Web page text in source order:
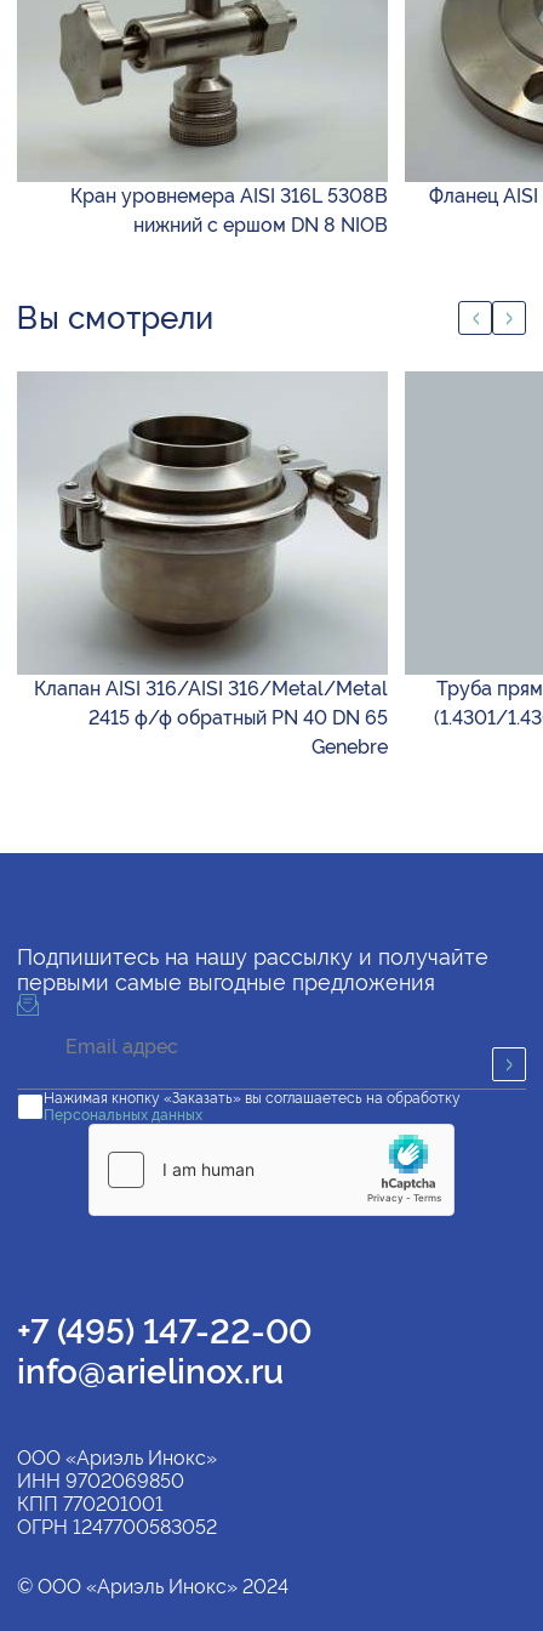
Кран уровнемера AISI 316L 5308B
нижний с ершом DN 8 NIOB
Фланец AISI
Вы смотрели
Клапан AISI 316/AISI 316/Metal/Metal
2415 ф/ф обратный PN 40 DN 65
Genebre
Труба
(1.4301/
Подпишитесь на нашу рассылку и получайте
первыми самые выгодные предложения
Нажимая кнопку «Заказать» вы соглашаетесь на обработку
Персональных данных
+7 (495) 147-22-00
info@arielinox.ru
ООО «Ариэль Инокс»
ИНН 9702069850
КПП 770201001
ОГРН 1247700583052
© ООО «Ариэль Инокс» 2024